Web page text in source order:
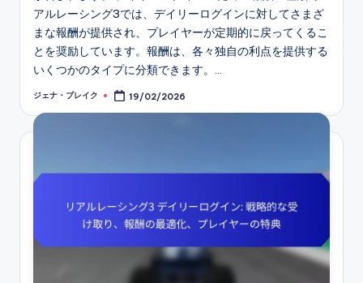
アルレーシング3では、デイリーログインに対してさまざ
まな報酬が提供され、プレイヤーが定期的に戻ってくるこ
とを奨励しています。報酬は、各々独自の利点を提供する
いくつかのタイプに分類できます。…
Posted
ジェナ・ブレイク 19/02/2026